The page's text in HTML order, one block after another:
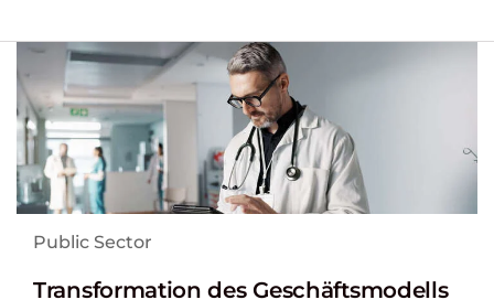
Public Sector
Transformation des Geschäftsmodells